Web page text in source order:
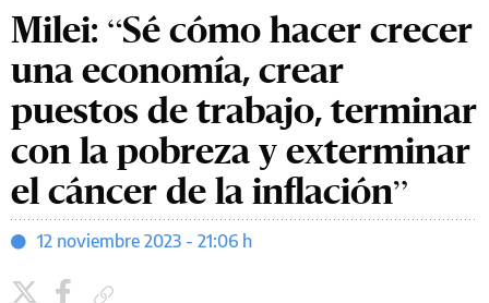
Milei: “Sé cómo hacer crecer
una economía, crear
puestos de trabajo, terminar
con la pobreza y exterminar
el cáncer de la inflación”
12 noviembre 2023 - 21:06 h